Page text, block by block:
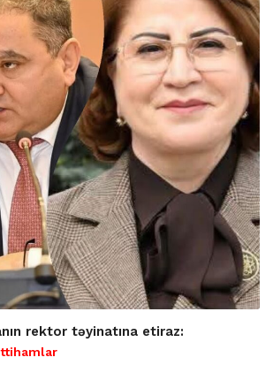
rektor təyinatına etiraz: